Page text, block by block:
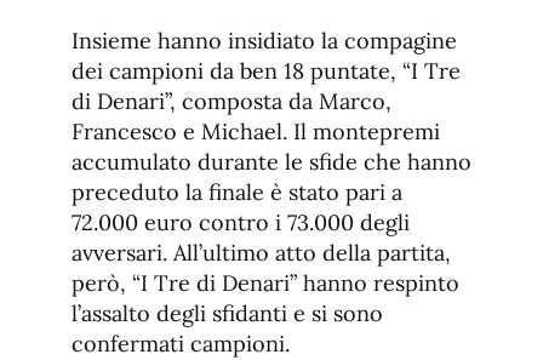
Insieme hanno insidiato la compagine
dei campioni da ben 18 puntate, “I Tre
di Denari”, composta da Marco,
Francesco e Michael. Il montepremi
accumulato durante le sfide che hanno
preceduto la finale è stato pari a
72.000 euro contro i 73.000 degli
avversari. All’ultimo atto della partita,
però, “I Tre di Denari” hanno respinto
l’assalto degli sfidanti e si sono
confermati campioni.